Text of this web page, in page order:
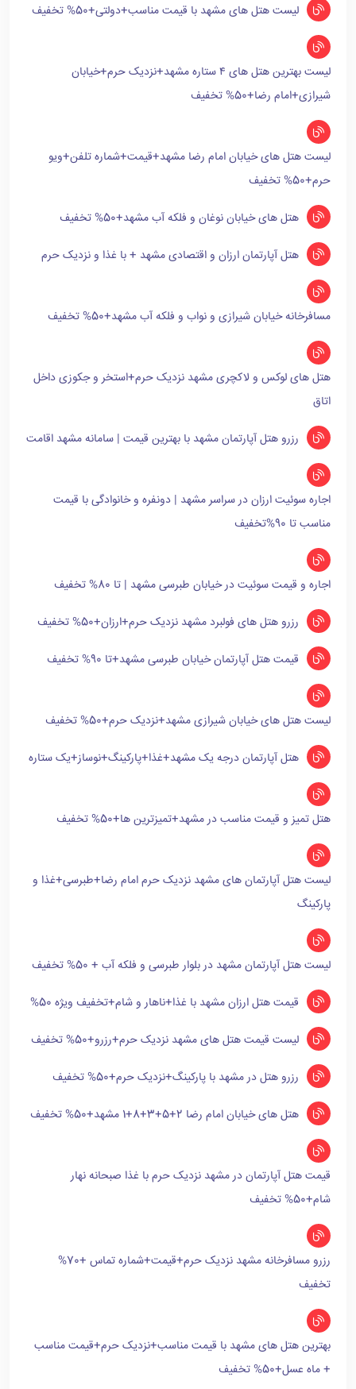
لیست هتل های مشهد با قیمت مناسب+دولتی+50% تخفیف
لیست بهترین هتل های ۴ ستاره مشهد+نزدیک حرم+خیابان
شیرازی+امام رضا+50% تخفیف
لیست هتل های خیابان امام رضا مشهد+قیمت+شماره تلفن+ویو
حرم+50% تخفیف
هتل های خیابان نوغان و فلکه آب مشهد+50% تخفیف
هتل آپارتمان ارزان و اقتصادی مشهد + با غذا و نزدیک حرم
مسافرخانه خیابان شیرازی و نواب و فلکه آب مشهد+50% تخفیف
هتل های لوکس و لاکچری مشهد نزدیک حرم+استخر و جکوزی داخل
اتاق
رزرو هتل آپارتمان مشهد با بهترین قیمت | سامانه مشهد اقامت
اجاره سوئیت ارزان در سراسر مشهد | دونفره و خانوادگی با قیمت
مناسب تا 90%تخفیف
اجاره و قیمت سوئیت در خیابان طبرسی مشهد | تا 80% تخفیف
رزرو هتل های فولبرد مشهد نزدیک حرم+ارزان+50% تخفیف
قیمت هتل آپارتمان خیابان طبرسی مشهد+تا 90% تخفیف
لیست هتل های خیابان شیرازی مشهد+نزدیک حرم+50% تخفیف
هتل آپارتمان درجه یک مشهد+غذا+پارکینگ+نوساز+یک ستاره
هتل تمیز و قیمت مناسب در مشهد+تمیزترین ها+50% تخفیف
لیست هتل آپارتمان های مشهد نزدیک حرم امام رضا+طبرسی+غذا و
پارکینگ
لیست هتل آپارتمان مشهد در بلوار طبرسی و فلکه آب + 50% تخفیف
قیمت هتل ارزان مشهد با غذا+ناهار و شام+تخفیف ویژه 50%
لیست قیمت هتل های مشهد نزدیک حرم+رزرو+50% تخفیف
رزرو هتل در مشهد با پارکینگ+نزدیک حرم+50% تخفیف
هتل های خیابان امام رضا 2+5+3+8+1 مشهد+50% تخفیف
قیمت هتل آپارتمان در مشهد نزدیک حرم با غذا صبحانه نهار
شام+50% تخفیف
رزرو مسافرخانه مشهد نزدیک حرم+قیمت+شماره تماس +70%
تخفیف
بهترین هتل های مشهد با قیمت مناسب+نزدیک حرم+قیمت مناسب
+ ماه عسل+50% تخفیف